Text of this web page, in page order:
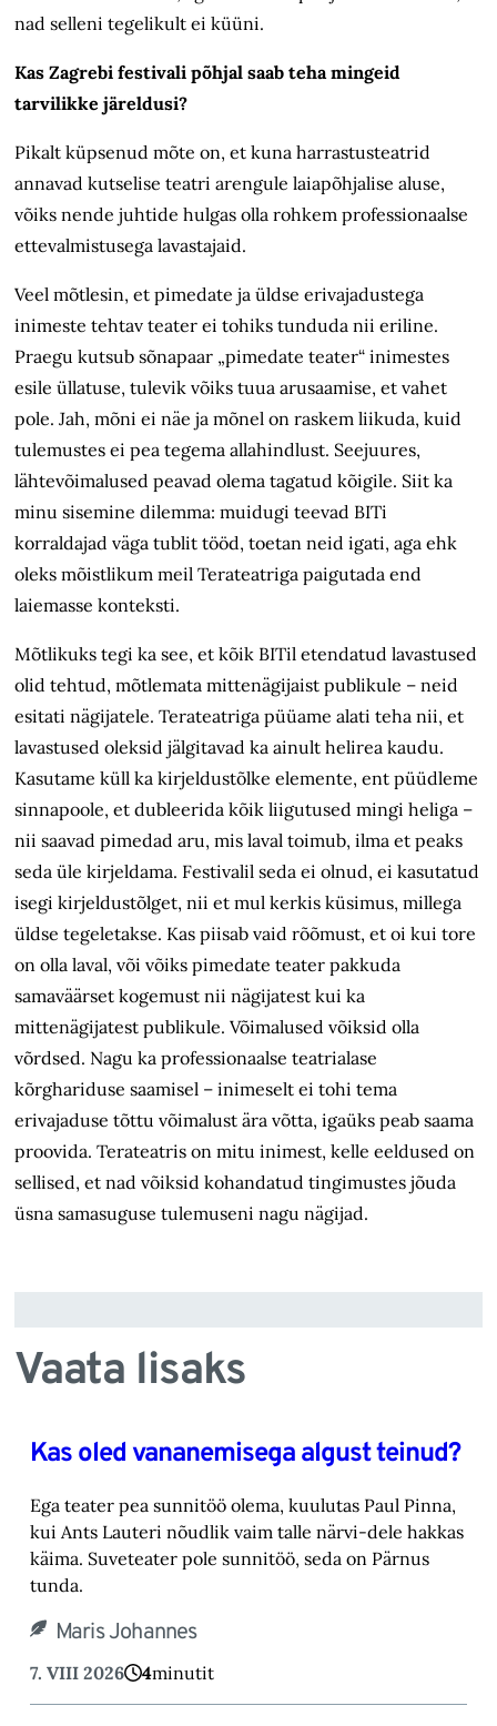
nad selleni tegelikult ei küüni.
Kas Zagrebi festivali põhjal saab teha mingeid
tarvilikke järeldusi?
Pikalt küpsenud mõte on, et kuna harrastusteatrid
annavad kutselise teatri arengule laiapõhjalise aluse,
võiks nende juhtide hulgas olla rohkem professionaalse
ettevalmistusega lavastajaid.
Veel mõtlesin, et pimedate ja üldse erivajadustega
inimeste tehtav teater ei tohiks tunduda nii eriline.
Praegu kutsub sõnapaar „pimedate teater“ inimestes
esile üllatuse, tulevik võiks tuua arusaamise, et vahet
pole. Jah, mõni ei näe ja mõnel on raskem liikuda, kuid
tulemustes ei pea tegema allahindlust. Seejuures,
lähtevõimalused peavad olema tagatud kõigile. Siit ka
minu sisemine dilemma: muidugi teevad BITi
korraldajad väga tublit tööd, toetan neid igati, aga ehk
oleks mõistlikum meil Terateatriga paigutada end
laiemasse konteksti.
Mõtlikuks tegi ka see, et kõik BITil etendatud lavastused
olid tehtud, mõtlemata mittenägijaist publikule – neid
esitati nägijatele. Terateatriga püüame alati teha nii, et
lavastused oleksid jälgitavad ka ainult helirea kaudu.
Kasutame küll ka kirjeldustõlke elemente, ent püüdleme
sinnapoole, et dubleerida kõik liigutused mingi heliga –
nii saavad pimedad aru, mis laval toimub, ilma et peaks
seda üle kirjeldama. Festivalil seda ei olnud, ei kasutatud
isegi kirjeldustõlget, nii et mul kerkis küsimus, millega
üldse tegeletakse. Kas piisab vaid rõõmust, et oi kui tore
on olla laval, või võiks pimedate teater pakkuda
samaväärset kogemust nii nägijatest kui ka
mittenägijatest publikule. Võimalused võiksid olla
võrdsed. Nagu ka professionaalse teatrialase
kõrghariduse saamisel – inimeselt ei tohi tema
erivajaduse tõttu võimalust ära võtta, igaüks peab saama
proovida. Terateatris on mitu inimest, kelle eeldused on
sellised, et nad võiksid kohandatud tingimustes jõuda
üsna samasuguse tulemuseni nagu nägijad.
Vaata lisaks
Kas oled vananemisega algust teinud?
Ega teater pea sunnitöö olema, kuulutas Paul Pinna,
kui Ants Lauteri nõudlik vaim talle närvi-‎dele hakkas
käima. Suveteater pole sunnitöö, seda on Pärnus
tunda.‎
Maris Johannes
7. VIII 2026 4minutit